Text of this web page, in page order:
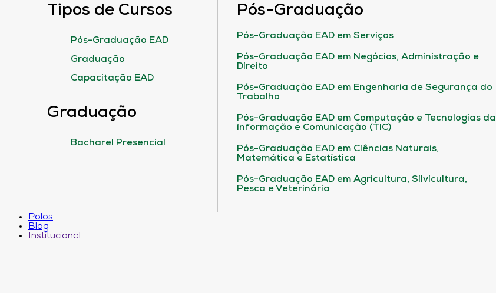
Tipos de Cursos
Pós-Graduação EAD
Graduação
Capacitação EAD
Graduação
Bacharel Presencial
Pós-Graduação
Pós-Graduação EAD em Serviços
Pós-Graduação EAD em Negócios, Administração e
Direito
Pós-Graduação EAD em Engenharia de Segurança do
Trabalho
Pós-Graduação EAD em Computação e Tecnologias da
informação e Comunicação (TIC)
Pós-Graduação EAD em Ciências Naturais,
Matemática e Estatística
Pós-Graduação EAD em Agricultura, Silvicultura,
Pesca e Veterinária
Polos
Blog
Institucional